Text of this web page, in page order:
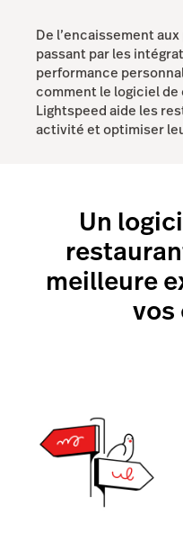
De l’encaissement
passant par les
performance
comment le logiciel
Lightspeed aide les
activité et optimiser
Un
meilleure
vos